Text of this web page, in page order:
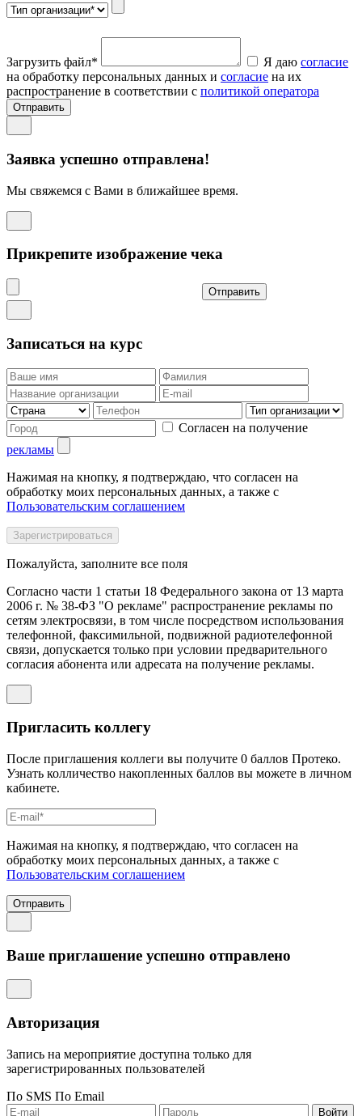
Загрузить файл* Я даю согласие
на обработку персональных данных и согласие на их
распространение в соответствии с политикой оператора
Отправить
Заявка успешно отправлена!
Мы свяжемся с Вами в ближайшее время.
Прикрепите изображение чека
Отправить
Записаться на курс
Согласен на получение
рекламы
Нажимая на кнопку, я подтверждаю, что согласен на
обработку моих персональных данных, а также с
Пользовательским соглашением
Пожалуйста, заполните все поля
Согласно части 1 статьи 18 Федерального закона от 13 марта
2006 г. № 38-ФЗ "О рекламе" распространение рекламы по
сетям электросвязи, в том числе посредством использования
телефонной, факсимильной, подвижной радиотелефонной
связи, допускается только при условии предварительного
согласия абонента или адресата на получение рекламы.
Пригласить коллегу
После приглашения коллеги вы получите 0 баллов Протеко.
Узнать колличество накопленных баллов вы можете в личном
кабинете.
Нажимая на кнопку, я подтверждаю, что согласен на
обработку моих персональных данных, а также с
Пользовательским соглашением
Отправить
Ваше приглашение успешно отправлено
Авторизация
Запись на мероприятие доступна только для
зарегистрированных пользователей
По SMS По Email
Войти